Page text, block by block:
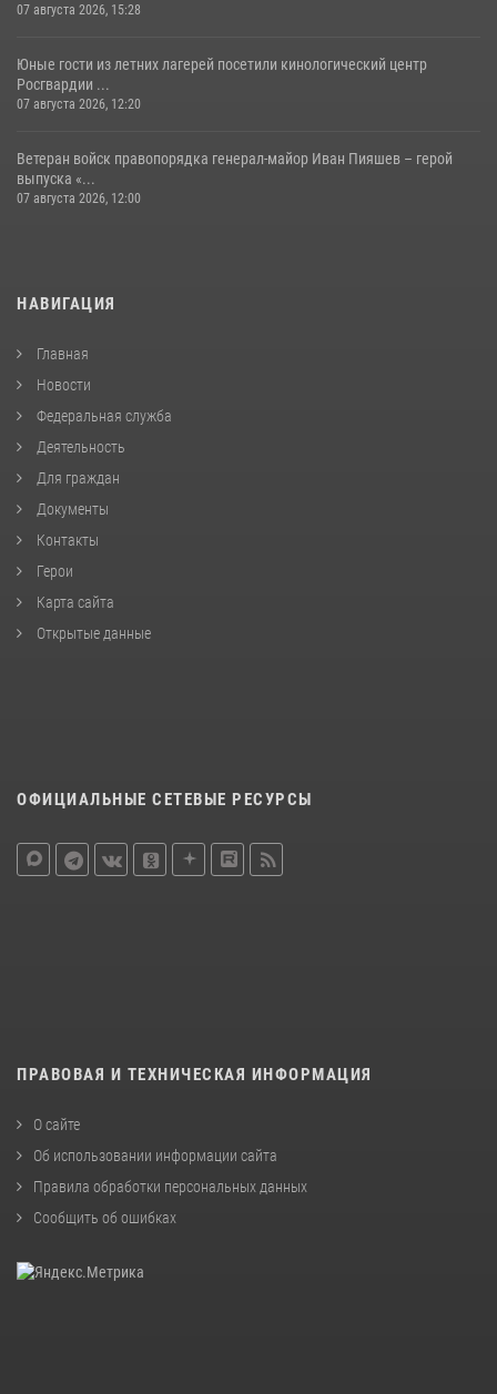
07 августа 2026, 15:28
Юные гости из летних лагерей посетили кинологический центр
Росгвардии ...
07 августа 2026, 12:20
Ветеран войск правопорядка генерал-майор Иван Пияшев – герой
выпуска «...
07 августа 2026, 12:00
НАВИГАЦИЯ
Главная
Новости
Федеральная служба
Деятельность
Для граждан
Документы
Контакты
Герои
Карта сайта
Открытые данные
ОФИЦИАЛЬНЫЕ СЕТЕВЫЕ РЕСУРСЫ
ПРАВОВАЯ И ТЕХНИЧЕСКАЯ ИНФОРМАЦИЯ
О сайте
Об использовании информации сайта
Правила обработки персональных данных
Сообщить об ошибках